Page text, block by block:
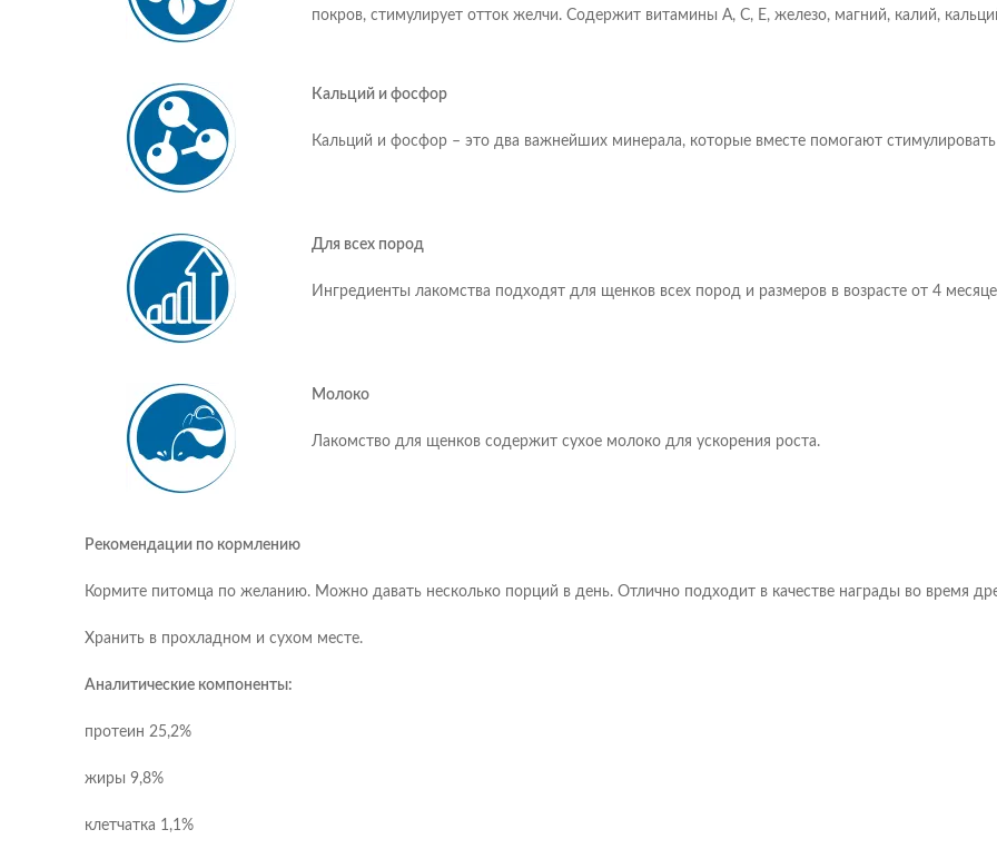
покров, стимулирует отток желчи. Содержит витамины А, С, Е, железо, магний, калий,
Кальций и фосфор
Кальций и фосфор – это два важнейших минерала, которые вместе помогают
Для всех пород
Ингредиенты лакомства подходят для щенков всех пород и размеров в возрасте от 4
Молоко
Лакомство для щенков содержит сухое молоко для ускорения роста.
Рекомендации по кормлению
Кормите питомца по желанию. Можно давать несколько порций в день. Отлично подходит в качестве награды во время
Хранить в прохладном и сухом месте.
Аналитические компоненты:
протеин 25,2%
жиры 9,8%
клетчатка 1,1%